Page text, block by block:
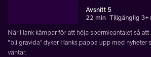
Avsnitt 5
22 min Tillgänglig 3+
När Hank kämpar för att höja spermieantalet så att
"bli gravida" dyker Hanks pappa upp med nyheter
väntar.